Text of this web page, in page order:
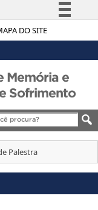
DO SITE
à informação
Canais
Memória e
Sofrimento
Palestra